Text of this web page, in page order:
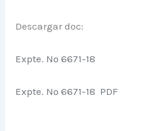
Descargar doc:
Expte. Nº 6671-18
Expte. Nº 6671-18 PDF